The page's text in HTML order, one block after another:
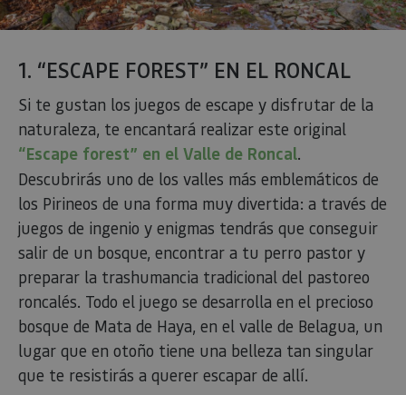
1. “ESCAPE FOREST” EN EL RONCAL
Si te gustan los juegos de escape y disfrutar de la
naturaleza, te encantará realizar este original
“Escape forest” en el Valle de Roncal.
Descubrirás uno de los valles más emblemáticos de
los Pirineos de una forma muy divertida: a través de
juegos de ingenio y enigmas tendrás que conseguir
salir de un bosque, encontrar a tu perro pastor y
preparar la trashumancia tradicional del pastoreo
roncalés. Todo el juego se desarrolla en el precioso
bosque de Mata de Haya, en el valle de Belagua, un
lugar que en otoño tiene una belleza tan singular
que te resistirás a querer escapar de allí.